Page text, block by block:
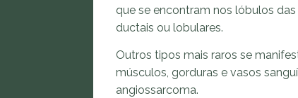
que se encontram nos lóbulos
ductais ou lobulares.
Outros tipos mais raros se
músculos, gorduras e vasos
angiossarcoma.